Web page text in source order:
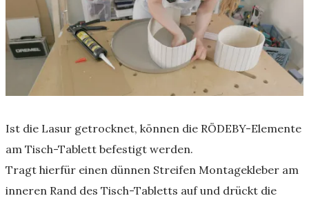
Ist die Lasur getrocknet, können die RÖDEBY-Elemente
am Tisch-Tablett befestigt werden.
Tragt hierfür einen dünnen Streifen Montagekleber am
inneren Rand des Tisch-Tabletts auf und drückt die